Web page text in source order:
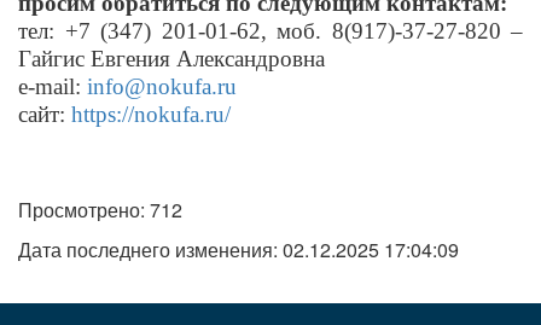
тел: +7 (347) 201-01-62, моб. 8(917)-37-27-820 –
Гайгис Евгения Александровна
e-mail: info@nokufa.ru
сайт: https://nokufa.ru/
Просмотрено: 712
Дата последнего изменения: 02.12.2025 17:04:09